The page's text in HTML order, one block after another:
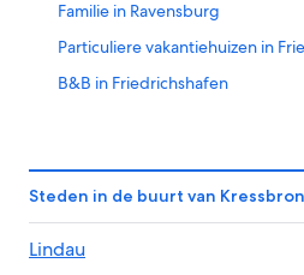
Familie in Ravensburg
Particuliere vakantiehuizen in
B&B in Friedrichshafen
Hotels in de buurt van Messe
Hotels in Bodenseekreis
Hotels in Friedrichshafen
Steden in de buurt van
Lindau